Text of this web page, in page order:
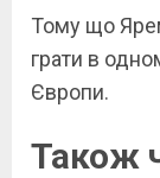
Тому що
грати в
Європи.
Також